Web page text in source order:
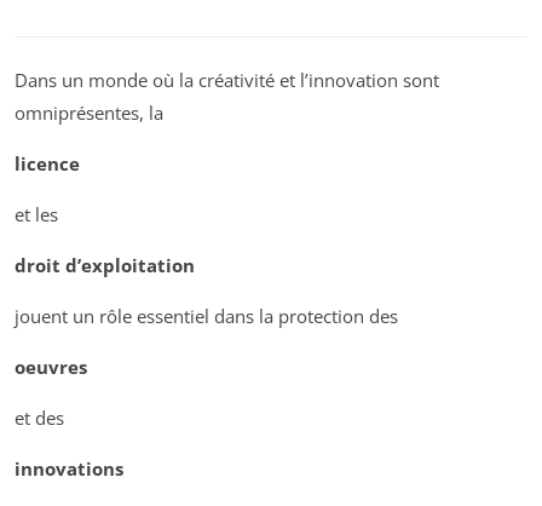
Dans un monde où la créativité et l’innovation sont
omniprésentes, la
licence
et les
droit d’exploitation
jouent un rôle essentiel dans la protection des
oeuvres
et des
innovations